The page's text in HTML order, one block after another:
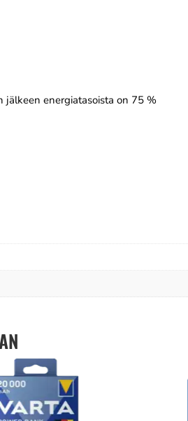
energiatasoista on 75 %